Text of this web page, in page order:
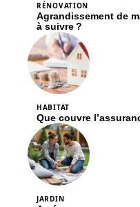
RÉNOVATION
Agrandissement de
à suivre ?
HABITAT
Que couvre
JARDIN